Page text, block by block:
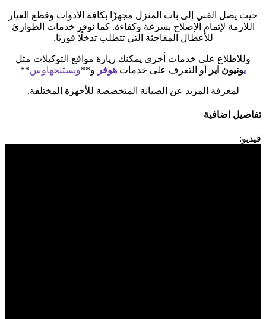
حيث يصل الفني إلى باب المنزل مجهزًا بكافة الأدوات وقطع الغيار
اللازمة لإتمام الإصلاح بسرعة وكفاءة. كما نوفر خدمات الطوارئ
للأعطال المفاجئة التي تتطلب تدخلًا فوريًا.
وللاطلاع على خدمات أخرى يمكنك زيارة مواقع التوكيلات مثل
يونيون اير أو التعرف على خدمات هوفر و**ويستنجهاوس**
لمعرفة المزيد عن الصيانة المتخصصة للأجهزة المختلفة.
تفاصيل اضافية
فيديو: